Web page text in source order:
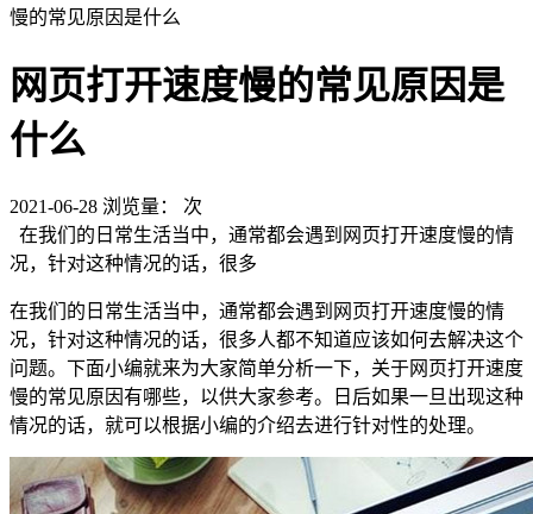
慢的常见原因是什么
网页打开速度慢的常见原因是
什么
2021-06-28 浏览量：
次
在我们的日常生活当中，通常都会遇到网页打开速度慢的情
况，针对这种情况的话，很多
在我们的日常生活当中，通常都会遇到网页打开速度慢的情
况，针对这种情况的话，很多人都不知道应该如何去解决这个
问题。下面小编就来为大家简单分析一下，关于网页打开速度
慢的常见原因有哪些，以供大家参考。日后如果一旦出现这种
情况的话，就可以根据小编的介绍去进行针对性的处理。